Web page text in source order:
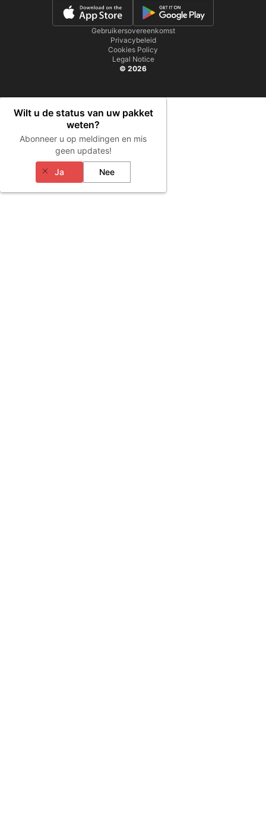
Gebruikersovereenkomst
Privacybeleid
Cookies Policy
Legal Notice
© 2026
Wilt u de status van uw pakket
weten?
Abonneer u op meldingen en mis
geen updates!
Ja Nee